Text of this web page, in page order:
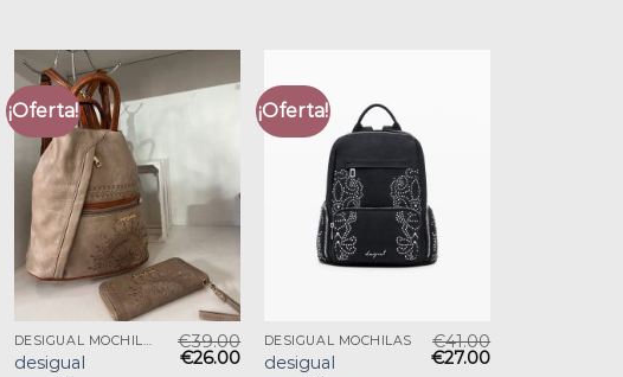
¡Oferta!
DESIGUAL MOCHILAS
desigual
€39.00
€26.00
¡Oferta!
DESIGUAL MOCHILAS
desigual
€41.00
€27.00